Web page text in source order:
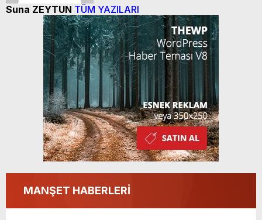
Suna ZEYTUN TÜM YAZILARI
MANŞET HABERLERİ